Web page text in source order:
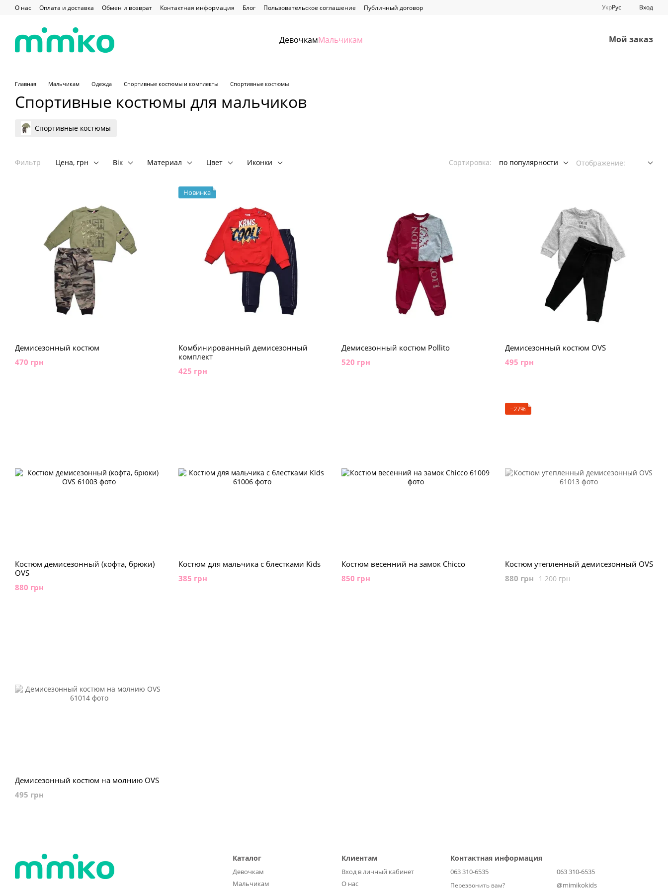
Перейти к основному контенту
О нас Оплата и доставка Обмен и возврат Контактная информация Блог Пользовательское соглашение Публичный договор УкрРус Вход
ДевочкамМальчикам Мой заказ
Главная Мальчикам Одежда Спортивные костюмы и комплекты Спортивные костюмы
Спортивные костюмы для мальчиков
Спортивные костюмы
Фильтр Цена, грн Вік Материал Цвет Иконки Сортировка: по популярности Отображение:
Демисезонный костюм
470 грн
Новинка
Комбинированный демисезонный
комплект
425 грн
Демисезонный костюм Pollito
520 грн
Демисезонный костюм OVS
495 грн
Костюм демисезонный (кофта, брюки)
OVS
880 грн
Костюм для мальчика с блестками Kids
385 грн
Костюм весенний на замок Chicco
850 грн
−27%
Костюм утепленный демисезонный OVS
1 200 грн
880 грн
Демисезонный костюм на молнию OVS
495 грн
Каталог
Девочкам
Мальчикам
Клиентам
Вход в личный кабинет
О нас
Контактная информация
063 310-6535
Перезвонить вам?
063 310-6535
@mimikokids